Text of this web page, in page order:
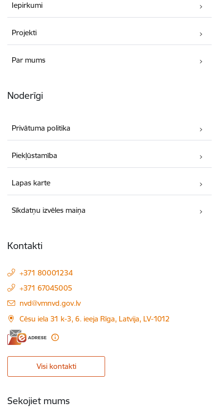
Iepirkumi
Projekti
Par mums
Noderīgi
Privātuma politika
Piekļūstamība
Lapas karte
Sīkdatņu izvēles maiņa
Kontakti
+371 80001234
+371 67045005
E-pasts:
nvd@vmnvd.gov.lv
Cēsu iela 31 k-3, 6. ieeja Rīga, Latvija, LV-1012
Visi kontakti
Sekojiet mums